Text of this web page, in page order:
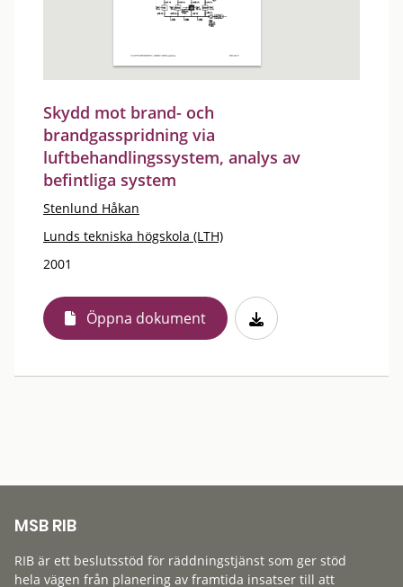
Skydd mot brand- och
brandgasspridning via
luftbehandlingssystem, analys av
befintliga system
Stenlund Håkan
Lunds tekniska högskola (LTH)
2001
Öppna dokument
MSB RIB
RIB är ett beslutsstöd för räddningstjänst som ger stöd
hela vägen från planering av framtida insatser till att